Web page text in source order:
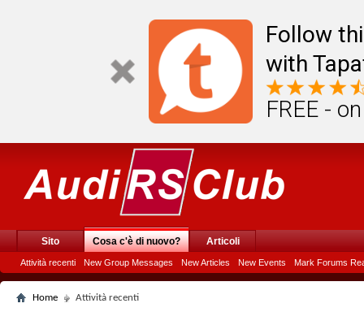
Follow
with
FREE -
Sito Cosa c'è di nuovo?
Attività recenti New Group Messages New Articles New Events Mark Forums
Articoli
Home Attività recenti